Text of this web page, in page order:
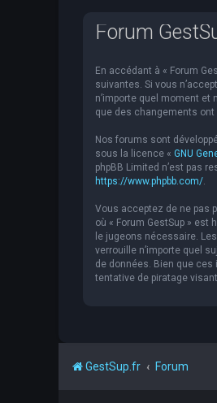
Forum
En accédant à « Forum
suivantes. Si vous
n’importe quel moment et
que des changements
Nos forums sont
sous la licence « GNU
phpBB Limited n’est pas
https://www.phpbb.com/.
Vous acceptez de ne pas
où « Forum GestSup »
le jugeons nécessaire.
verrouille n’importe quel
de données. Bien que
tentative de piratage
GestSup.fr Forum